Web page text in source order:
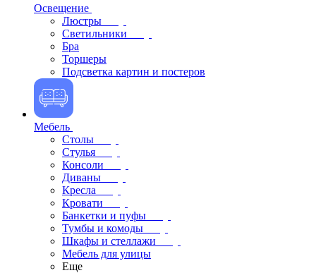
Освещение
Люстры
Светильники
Бра
Торшеры
Подсветка картин и постеров
Мебель
Столы
Стулья
Консоли
Диваны
Кресла
Кровати
Банкетки и пуфы
Тумбы и комоды
Шкафы и стеллажи
Мебель для улицы
Еще